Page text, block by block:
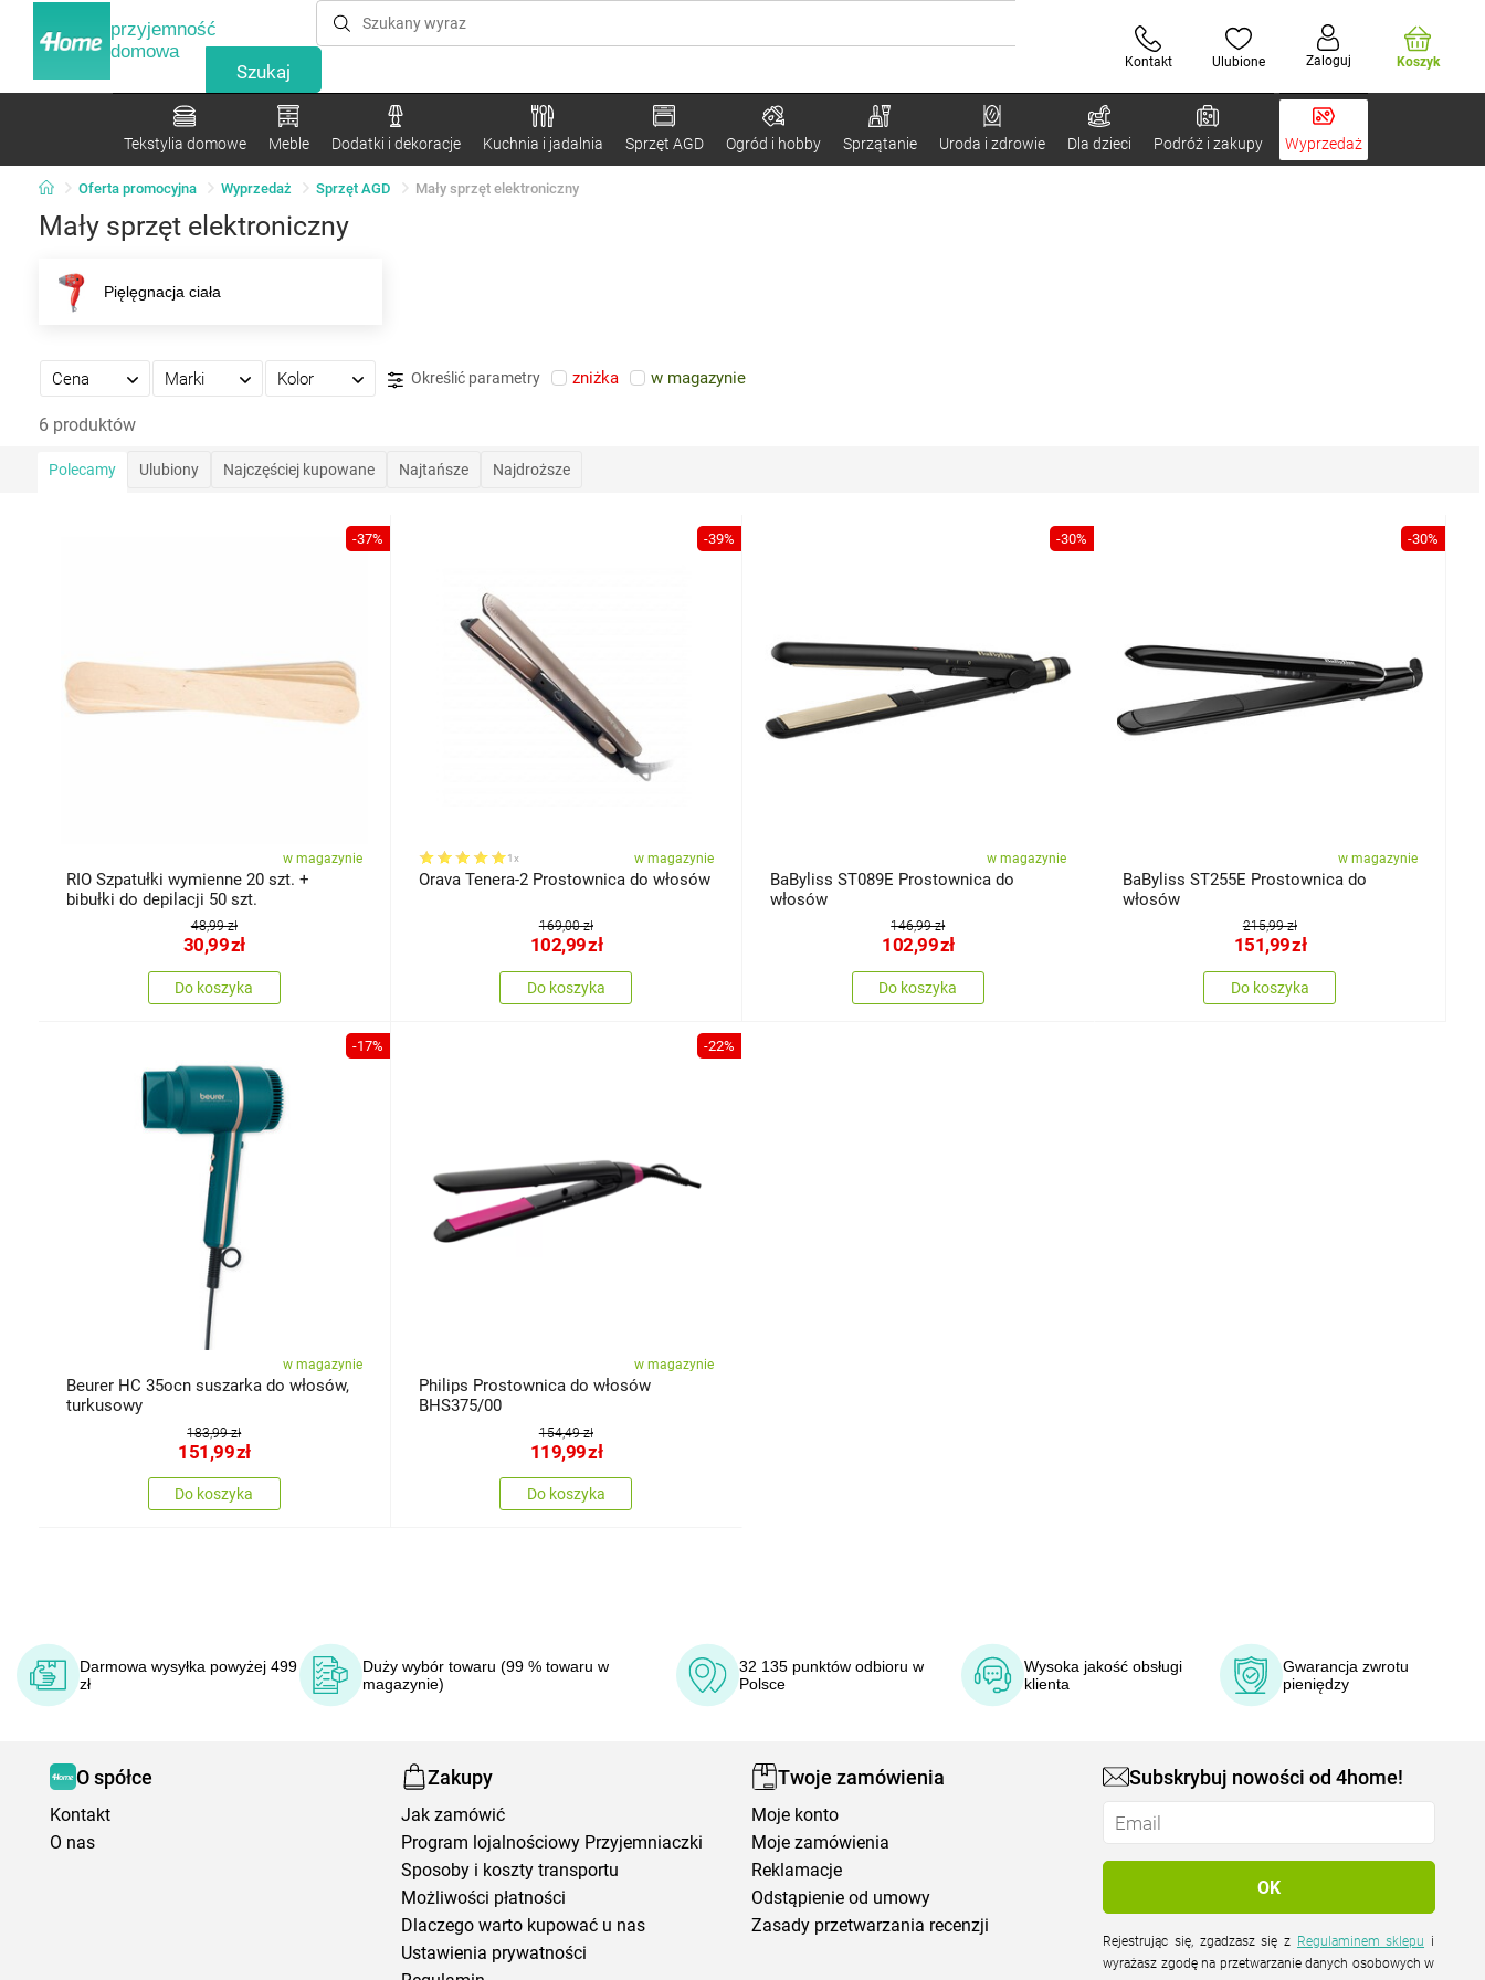
przyjemność
domowa
Kontakt Ulubione Zaloguj Koszyk
Tekstylia domowe Meble Dodatki i dekoracje Kuchnia i jadalnia Sprzęt AGD Ogród i hobby Sprzątanie Uroda i zdrowie Dla dzieci Podróż i zakupy Wyprzedaż
Oferta promocyjna Wyprzedaż Sprzęt AGD Mały sprzęt elektroniczny
Mały sprzęt elektroniczny
Pięlęgnacja ciała
Cena Marki Kolor Określić parametry zniżka w magazynie
6 produktów
Polecamy Ulubiony Najczęściej kupowane Najtańsze Najdroższe
-37%
w magazynie
RIO Szpatułki wymienne 20 szt. +
bibułki do depilacji 50 szt.
48,99 zł
30,99zł
Do koszyka
-39%
1x w magazynie
Orava Tenera-2 Prostownica do włosów
169,00 zł
102,99zł
Do koszyka
-30%
w magazynie
BaByliss ST089E Prostownica do
włosów
146,99 zł
102,99zł
Do koszyka
-30%
w magazynie
BaByliss ST255E Prostownica do
włosów
215,99 zł
151,99zł
Do koszyka
-17%
w magazynie
Beurer HC 35ocn suszarka do włosów,
turkusowy
183,99 zł
151,99zł
Do koszyka
-22%
w magazynie
Philips Prostownica do włosów
BHS375/00
154,49 zł
119,99zł
Do koszyka
Darmowa wysyłka powyżej 499
zł
Duży wybór towaru (99 % towaru w
magazynie)
32 135 punktów odbioru w
Polsce
Wysoka jakość obsługi
klienta
Gwarancja zwrotu
pieniędzy
O spółce
Kontakt
O nas
Zakupy
Jak zamówić
Program lojalnościowy Przyjemniaczki
Sposoby i koszty transportu
Możliwości płatności
Dlaczego warto kupować u nas
Ustawienia prywatności
Twoje zamówienia
Moje konto
Moje zamówienia
Reklamacje
Odstąpienie od umowy
Zasady przetwarzania recenzji
Subskrybuj nowości od 4home!
Rejestrując się, zgadzasz się z Regulaminem sklepu
wyrażasz zgodę na przetwarzanie danych osobowych w